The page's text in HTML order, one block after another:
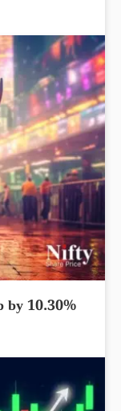
by 10.30%